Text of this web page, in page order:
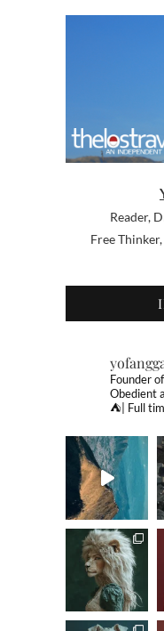
Reader,
Free
Founder
Obedient
⛺️| Full